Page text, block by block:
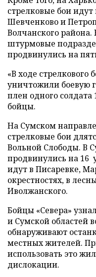
стрелковые бои идут
Шевченково и
Волчанского
штурмовые
продвинулись на
«В ходе стрелкового
уничтожили боевую
плен одного
бойцы.
На Сумском
стрелковые бои
Вольной Слободы. В
продвинулись на 16
идут в Писаревке,
окрестностях, в
Иволжанского.
Бойцы «Севера»
и Сумской областей
обнаруживают
местных жителей.
использовать это
дислокации.